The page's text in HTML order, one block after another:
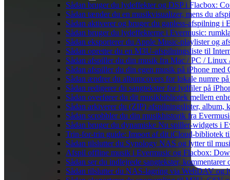
Sådan bruger du lydeffekter og DSP i Flacbox:
Sådan tænder du en musikvisualizer, mens du
Sådan aktiverer og bruger du gapless-afspilning i
Sådan bruger du lydeffekterne i Evermusic:
Sådan eksporterer du Apple Music-playlister og
Sådan opretter du en M3U-afspilningsliste til
Sådan afspiller du din musik fra Mac / PC /
Sådan afspiller du din egen musik på iPhone med
Sådan ændrer du albumcovers for lokale numre
Sådan redigerer du sangtekster for lydfiler på
Sådan overfører du dit musikbibliotek mellem
Sådan arkiverer du (ZIP) afspilningslister, album,
Sådan scrobbler du din musikhistorik fra
Sådan bruger du dynamiske Nu spiller-widgets i
Trin-for-trin guide: Import af dit iCloud-bibliotek
Sådan tilslutter du Synology NAS og lytter til
Afspil offline musik i Evermusic og Flacbox:
Sådan ser du indlejrede sangtekster,
Sådan tilslutter du NAS-lagring via WebDAV og